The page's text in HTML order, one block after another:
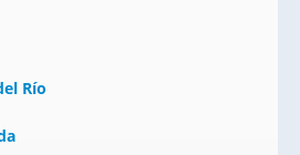
Río